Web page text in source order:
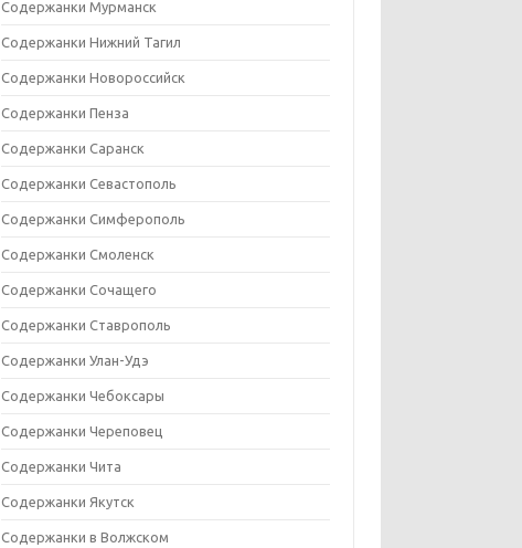
Содержанки Мурманск
Содержанки Нижний Тагил
Содержанки Новороссийск
Содержанки Пенза
Содержанки Саранск
Содержанки Севастополь
Содержанки Симферополь
Содержанки Смоленск
Содержанки Сочащего
Содержанки Ставрополь
Содержанки Улан-Удэ
Содержанки Чебоксары
Содержанки Череповец
Содержанки Чита
Содержанки Якутск
Содержанки в Волжском